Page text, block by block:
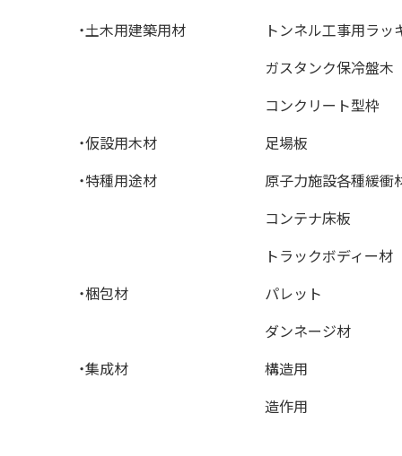
・土木用建築用材
トンネル工事用ラッ
ガスタンク保冷盤木
コンクリート型枠
・仮設用木材
足場板
・特種用途材
原子力施設各種緩衝
コンテナ床板
トラックボディー材
・梱包材
パレット
ダンネージ材
・集成材
構造用
造作用